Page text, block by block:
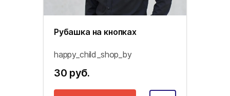
Рубашка на кнопках
happy_child_shop_by
30 руб.